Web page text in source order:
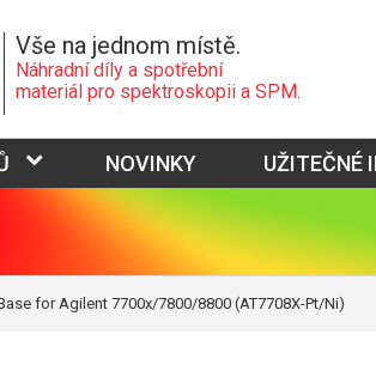
Vše na jednom místě.
Náhradní díly a spotřební
materiál pro spektroskopii a SPM.
NOVINKY UŽITEČNÉ
for Agilent 7700x/7800/8800 (AT7708X-Pt/Ni)